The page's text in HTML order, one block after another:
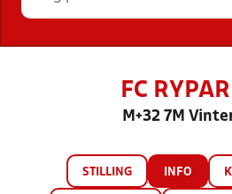
FC
M+32 7M
STILLING INFO